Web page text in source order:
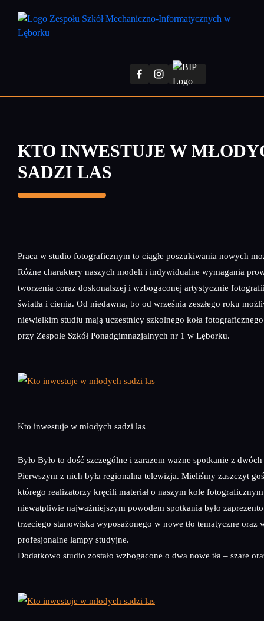
treści
KTO INWESTUJE W
SADZI LAS
Praca w studio fotograficznym to ciągłe poszukiwania nowych
Różne charaktery naszych modeli i indywidualne wymagania
tworzenia coraz doskonalszej i wzbogaconej artystycznie
światła i cienia. Od niedawna, bo od września zeszłego roku
niewielkim studiu mają uczestnicy szkolnego koła fotograficznego
przy Zespole Szkół Ponadgimnazjalnych nr 1 w Lęborku.
Kto inwestuje w młodych sadzi las
Było Było to dość szczególne i zarazem ważne spotkanie z
Pierwszym z nich była regionalna telewizja. Mieliśmy zaszczyt
którego realizatorzy kręcili materiał o naszym kole
niewątpliwie najważniejszym powodem spotkania było
trzeciego stanowiska wyposażonego w nowe tło tematyczne oraz
profesjonalne lampy studyjne.
Dodatkowo studio zostało wzbogacone o dwa nowe tła – szare